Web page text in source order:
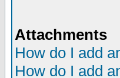
Attachments
How do I add
How do I add